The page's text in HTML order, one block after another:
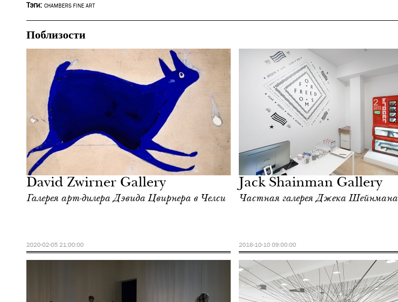
Тэги: CHAMBERS FINE ART
Поблизости
David Zwirner Gallery
Галерея арт-дилера Дэвида Цвирнера в Челси
2020-02-05 21:00:00
Культура
Нью-Йорк
Jack Shainman Gallery
Частная галерея Джека Шейнмана
2016-10-10 09:00:00